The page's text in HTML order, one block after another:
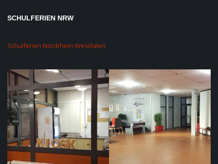
SCHULFERIEN NRW
Schulferien Nordrhein-Westfalen